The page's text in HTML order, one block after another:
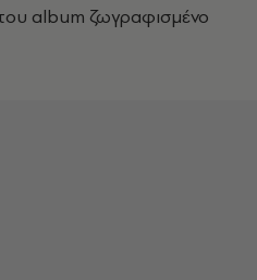
album ζωγραφισμένο